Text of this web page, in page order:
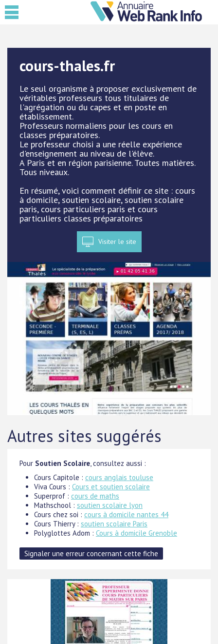
cours-thales.fr
Le seul organisme à proposer exclusivement de
véritables professeurs tous titulaires de
l'agrégation ou du capes et en poste en
établissement.
Professeurs normaliens pour les cours en
classes préparatoires.
Le professeur choisi a une réelle expérience
d'enseignement au niveau de l'élève.
A Paris et en région parisienne. Toutes matières.
Tous niveaux.
En résumé, voici comment définir ce site : cours
à domicile, soutien scolaire, soutien scolaire
paris, cours particuliers paris et cours
particuliers classes préparatoires
Visiter le site
Autres sites suggérés
Pour Soutien Scolaire, consultez aussi :
Cours Capitole : cours anglais touluse
Viva Cours : Cours et soutien scolaire
Superprof : cours de maths
Mathschool : soutien scolaire lyon
Cours chez soi : cours à domicile nantes 44
Cours Thierry : soutien scolaire Paris
Polyglottes Adom : Cours à domicile Grenoble